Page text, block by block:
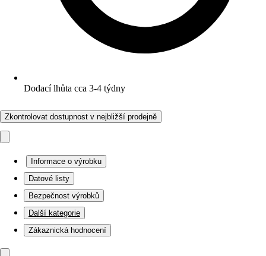
Dodací lhůta cca 3-4 týdny
Zkontrolovat dostupnost v nejbližší prodejně
Informace o výrobku
Datové listy
Bezpečnost výrobků
Další kategorie
Zákaznická hodnocení